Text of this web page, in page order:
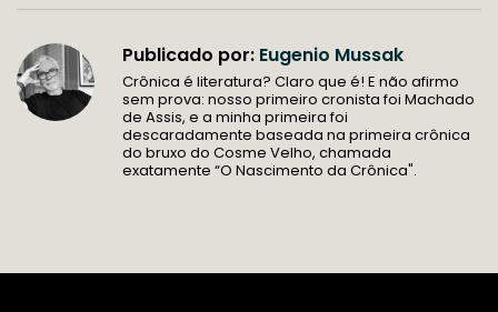
Publicado por: Eugenio Mussak
Crônica é literatura? Claro que é! E não afirmo
sem prova: nosso primeiro cronista foi Machado
de Assis, e a minha primeira foi
descaradamente baseada na primeira crônica
do bruxo do Cosme Velho, chamada
exatamente “O Nascimento da Crônica".